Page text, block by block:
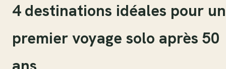
4 destinations idéales pour un
premier voyage solo après 50